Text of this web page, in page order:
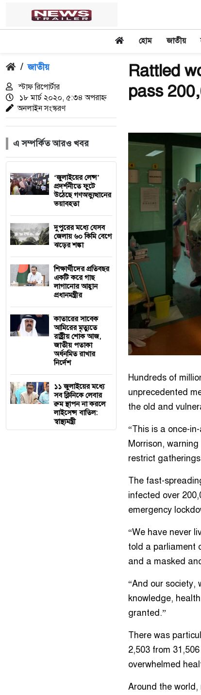
হোম জাতীয়
/ জাতীয়
স্টাফ রিপোর্টার
১৮ মার্চ ২০২০, ৫:৩৪ অপরাহ্ন
অনলাইন সংস্করণ
এ সম্পর্কিত আরও খবর
‘জুলাইয়ের লেন্স’
প্রদর্শনীতে ফুটে
উঠেছে গণঅভ্যুত্থানের
ভয়াবহতা
দুপুরের মধ্যে যেসব
জেলায় ৬০ কিমি বেগে
ঝড়ের শঙ্কা
শিক্ষার্থীদের প্রতিবছর
একটি করে গাছ
লাগানোর আহ্বান
প্রধানমন্ত্রীর
কাতারের সাবেক
আমিরের মৃত্যুতে
রাষ্ট্রীয় শোক আজ,
জাতীয় পতাকা
অর্ধনমিত রাখার
নির্দেশ
১১ জুলাইয়ের মধ্যে
সব ক্লিনিকে লেবার
রুম স্থাপন না করলে
লাইসেন্স বাতিল:
স্বাস্থ্যমন্ত্রী
Rattled
pass
Hundreds of
unprecedented
the old and
“This is a once-
Morrison,
restrict
The fast-
infected over
emergency
“We have never
told a parliament
and a masked
“And our society,
knowledge,
granted.”
There was
2,503 from
overwhelmed
Around the